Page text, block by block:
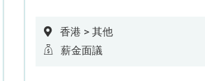
香港 > 其他
薪金面議